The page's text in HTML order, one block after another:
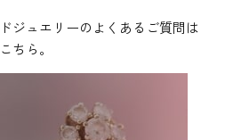
ジュエリーのよくあるご質問は
こちら。